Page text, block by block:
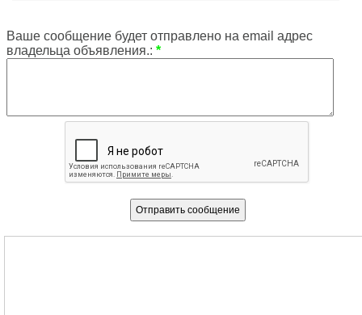
Ваше сообщение будет отправлено на email адрес
владельца объявления.: *